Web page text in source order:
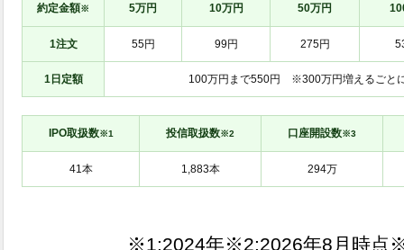
約定金額※ 5万円 10万円 50万円
1注文 55円 99円 275円
1日定額 100万円まで550円 ※300万円増えるごと
IPO取扱数※1 投信取扱数※2 口座開設数※3
※1: ※2: